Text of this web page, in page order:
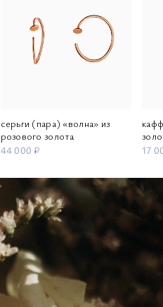
серьги (пара) «волна» из
розового золота
44 000 ₽
17